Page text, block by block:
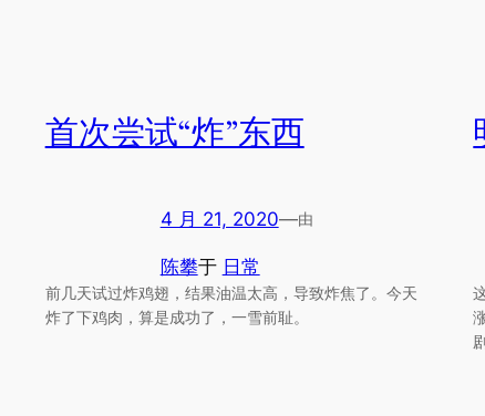
首次尝试“炸”东西
4 月 21, 2020—由
陈攀于 日常
前几天试过炸鸡翅，结果油温太高，导致炸焦了。今天
炸了下鸡肉，算是成功了，一雪前耻。